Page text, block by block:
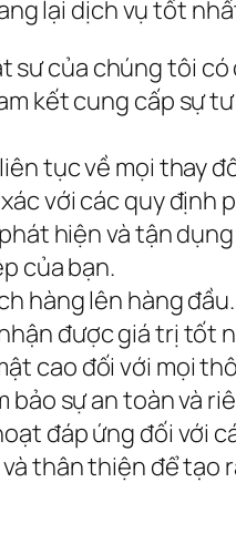
lại dịch vụ tốt
sư của chúng tôi
kết cung cấp sự
tục về mọi thay
với các quy định
hiện và tận
của bạn.
hàng lên hàng
được giá trị tốt
cao đối với mọi
sự an toàn và
đáp ứng đối với
thân thiện để